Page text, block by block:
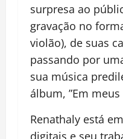
surpresa ao
gravação no
violão), de suas
passando por
sua música
álbum, ”Em meus
Renathaly está
digitais e seu